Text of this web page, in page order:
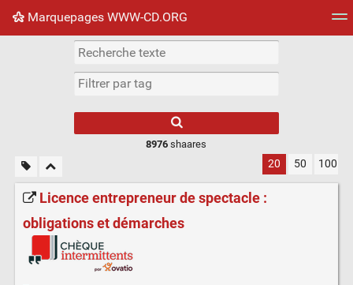
Marquepages WWW-CD.ORG
Nuage de tags Mur d'images
8976 shaares
20 50 100
Licence entrepreneur de spectacle :
obligations et démarches